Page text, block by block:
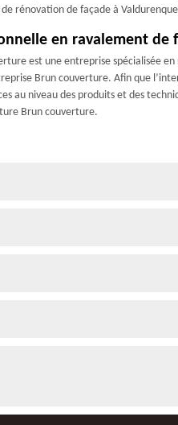
rénovation de façade à
en ravalement de
est une entreprise spécialisée
Brun couverture. Afin que
au niveau des produits et des
Brun couverture.